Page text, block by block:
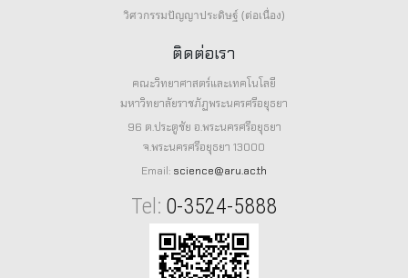
วิศวกรรมปัญญาประดิษฐ์ (ต่อเนื่อง)
ติดต่อเรา
คณะวิทยาศาสตร์และเทคโนโลยี
มหาวิทยาลัยราชภัฏพระนครศรีอยุธยา
96 ต.ประตูชัย อ.พระนครศรีอยุธยา
จ.พระนครศรีอยุธยา 13000
Email: science@aru.ac.th
Tel: 0-3524-5888